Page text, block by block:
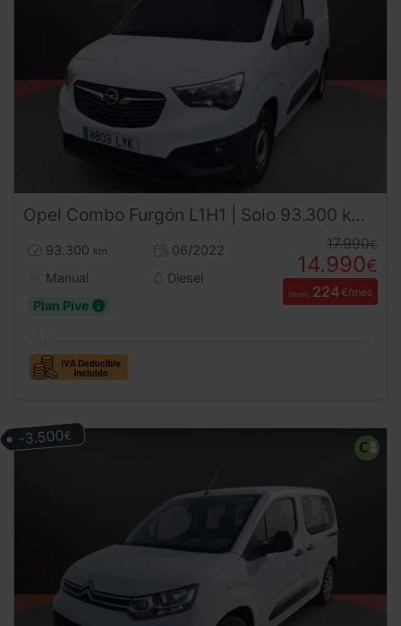
Opel Combo Furgón L1H1 | Solo 93.300 km | Desde 225€/mes
93.300 km
06/2022
Manual
Diesel
Plan Pive
17.990€
14.990€
desde 224€/mes
-3.500€